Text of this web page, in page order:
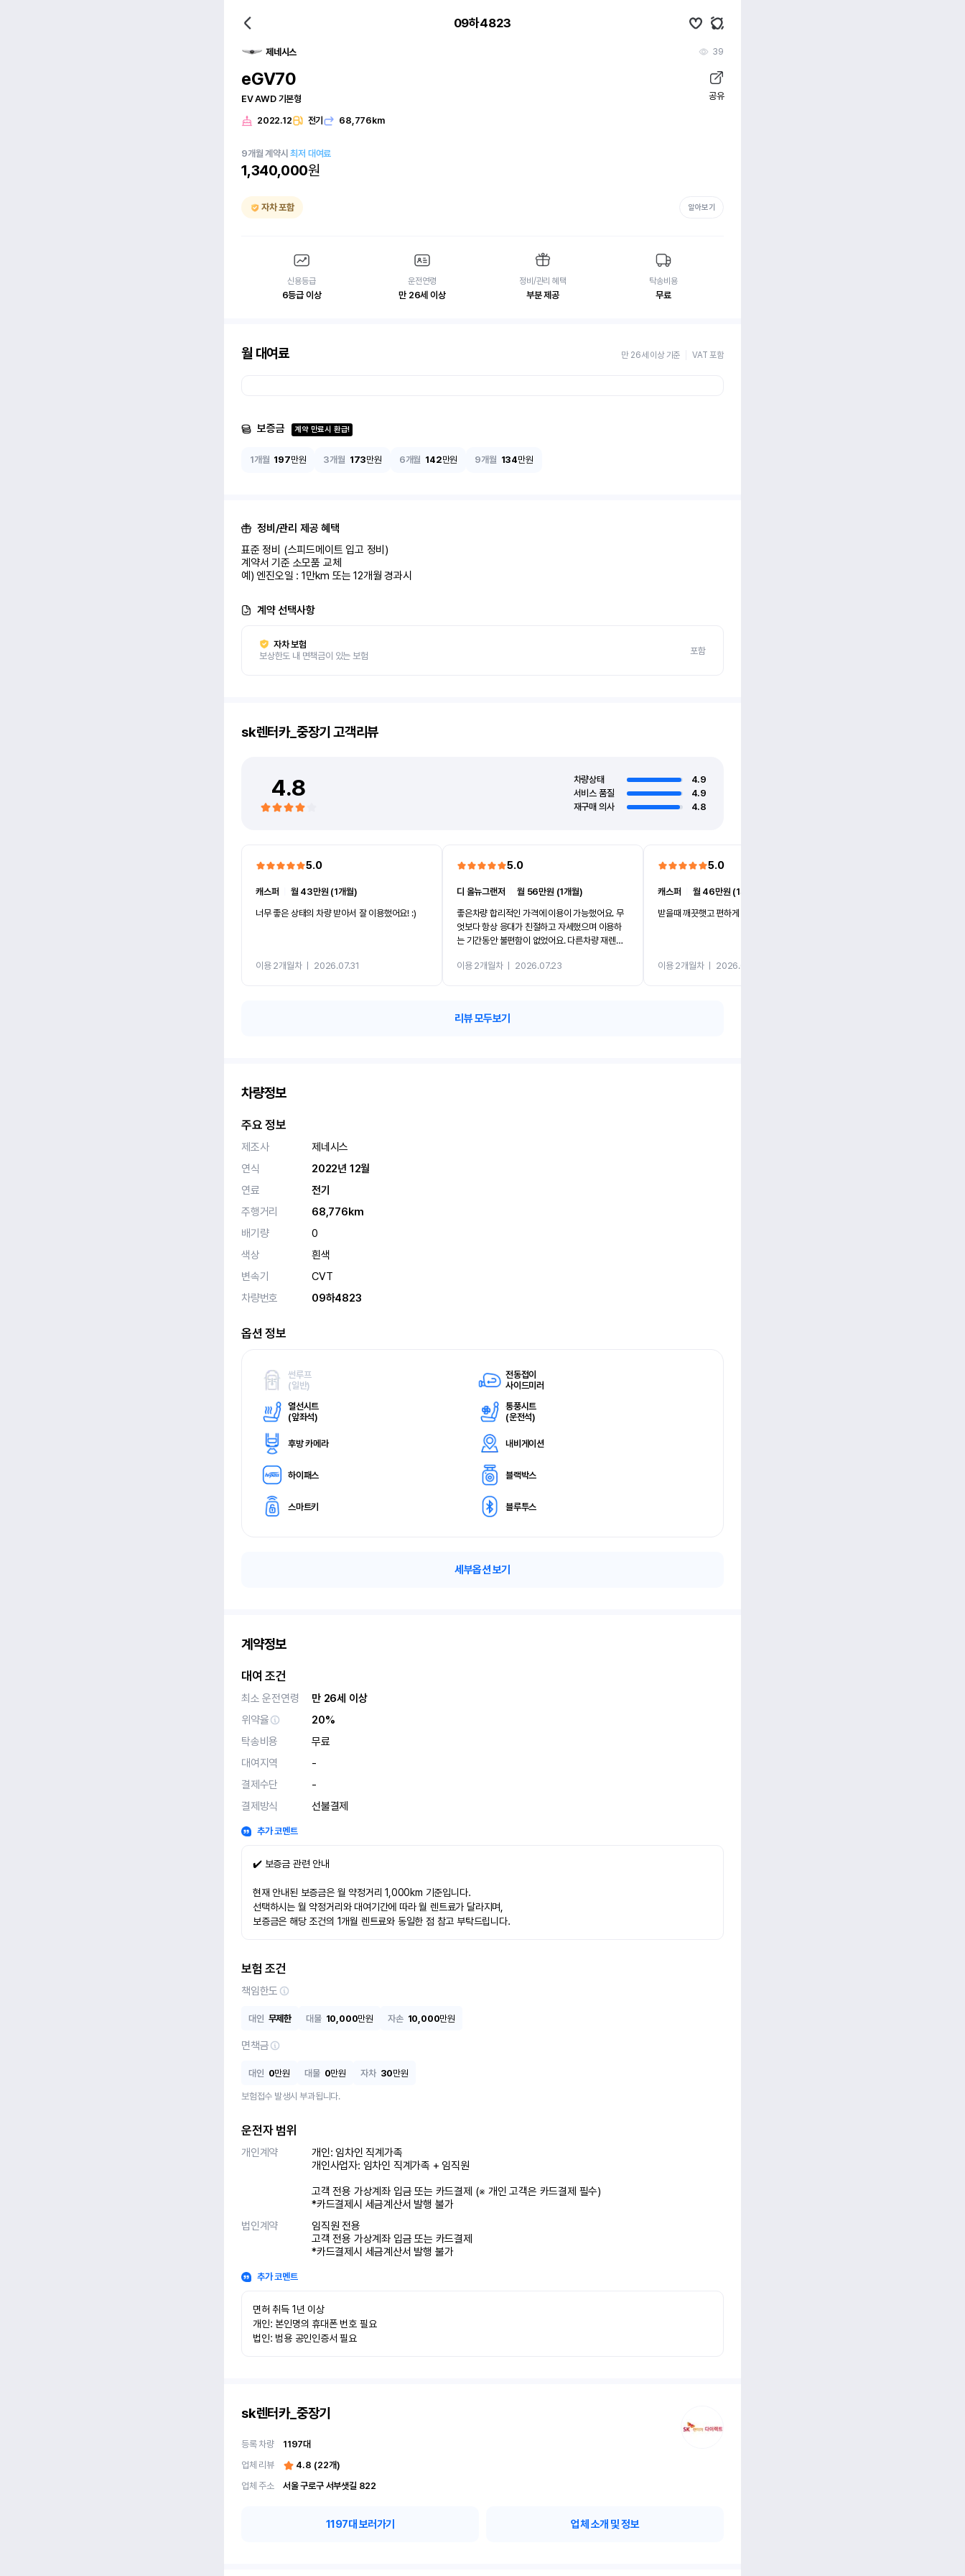
09하4823
제네시스 39
eGV70
EV AWD 기본형 공유
2022.12 전기 68,776km
9개월 계약시최저 대여료
1,340,000원
자차 포함 알아보기
신용등급
6등급 이상
운전연령
만 26세 이상
정비/관리 혜택
부분 제공
탁송비용
무료
월 대여료 만 26세 이상 기준 VAT 포함
보증금 계약 만료시 환급!
1개월 197만원 3개월 173만원 6개월 142만원 9개월 134만원
정비/관리 제공 혜택
표준 정비 (스피드메이트 입고 정비)
계약서 기준 소모품 교체
예) 엔진오일 : 1만km 또는 12개월 경과시
계약 선택사항
자차 보험
보상한도 내 면책금이 있는 보험
포함
sk렌터카_중장기 고객리뷰
4.8 차량상태
4.9
서비스 품질
4.9
재구매 의사
4.8
5.0
캐스퍼
월 43만원 (1개월)
너무 좋은 상태의 차량 받아서 잘 이용했어요! :)
이용 2개월차ㅣ 2026.07.31
5.0
디 올뉴그랜저 ㅣ월 56만원 (1개월)
좋은차량 합리적인 가격에 이용이 가능했어요. 무
엇보다 항상 응대가 친절하고 자세했으며 이용하
는 기간동안 불편함이 없었어요. 다른차량 재렌트
카 렌트 고민없이 강추합니다!!
이용 2개월차ㅣ 2026.07.23
5.0
캐스퍼
월 46만원 (1개월)
받을때 깨끗햇고 편하게 잘이용했습니다!
이용 2개월차ㅣ 2026.07.08
리뷰 모두보기
차량정보
주요 정보
제조사
제네시스
연식
2022년 12월
연료
전기
주행거리
68,776km
배기량
0
색상
흰색
변속기
CVT
차량번호
09하4823
옵션 정보
썬루프
(일반)
전동접이
사이드미러
열선시트
(앞좌석)
통풍시트
(운전석)
후방 카메라 내비게이션
하이패스 블랙박스
스마트키 블루투스
세부옵션 보기
계약정보
대여 조건
최소 운전연령
만 26세 이상
위약율
20%
탁송비용
무료
대여지역
-
결제수단
-
결제방식
선불결제
추가 코멘트
✔️ 보증금 관련 안내
현재 안내된 보증금은 월 약정거리 1,000km 기준입니다.
선택하시는 월 약정거리와 대여기간에 따라 월 렌트료가 달라지며,
보증금은 해당 조건의 1개월 렌트료와 동일한 점 참고 부탁드립니다.
보험 조건
책임한도
대인 무제한 대물 10,000만원 자손 10,000만원
면책금
대인 0만원 대물 0만원 자차 30만원
보험접수 발생시 부과됩니다.
운전자 범위
개인계약
개인: 임차인 직계가족
개인사업자: 임차인 직계가족 + 임직원
고객 전용 가상계좌 입금 또는 카드결제 (※ 개인 고객은 카드결제 필수)
*카드결제시 세금계산서 발행 불가
법인계약
임직원 전용
고객 전용 가상계좌 입금 또는 카드결제
*카드결제시 세금계산서 발행 불가
추가 코멘트
면허 취득 1년 이상
개인: 본인명의 휴대폰 번호 필요
법인: 범용 공인인증서 필요
sk렌터카_중장기
등록 차량 1197대
업체 리뷰
4.8 (22개)
업체 주소
서울 구로구 서부샛길 822
1197대 보러가기 업체 소개 및 정보